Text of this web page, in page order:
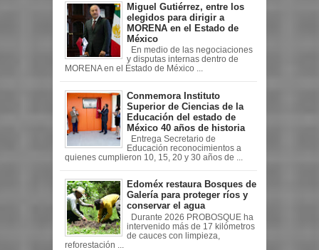
Miguel Gutiérrez, entre los
elegidos para dirigir a
MORENA en el Estado de
México
En medio de las negociaciones
y disputas internas dentro de
MORENA en el Estado de México ...
Conmemora Instituto
Superior de Ciencias de la
Educación del estado de
México 40 años de historia
Entrega Secretario de
Educación reconocimientos a
quienes cumplieron 10, 15, 20 y 30 años de ...
Edoméx restaura Bosques de
Galería para proteger ríos y
conservar el agua
Durante 2026 PROBOSQUE ha
intervenido más de 17 kilómetros
de cauces con limpieza,
reforestación ...